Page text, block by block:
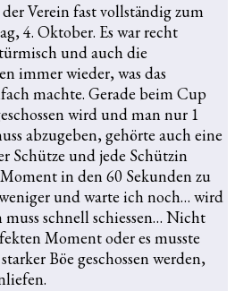
Verein fast vollständig zum
4. Oktober. Es war recht
und auch die
immer wieder, was das
machte. Gerade beim Cup
wird und man nur 1
abzugeben, gehörte auch eine
Schütze und jede Schützin
in den 60 Sekunden zu
und warte ich noch… wird
schnell schiessen… Nicht
Moment oder es musste
Böe geschossen werden,